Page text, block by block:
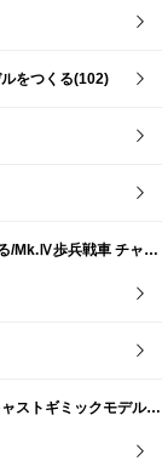
をつくる(102)
ガールズ&パンツァー Ⅳ号戦車H型(D型改)をつくる/Mk.Ⅳ歩兵戦車 チャーチルMk.Ⅶをつくる(191)
アルカディア号/クイーン・エメラルダス号 ダイキャストギミックモデルをつくる(159)